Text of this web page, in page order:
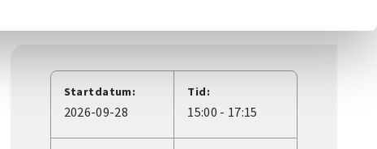
Startdatum:
2026-09-28
Tid:
15:00 - 17:15